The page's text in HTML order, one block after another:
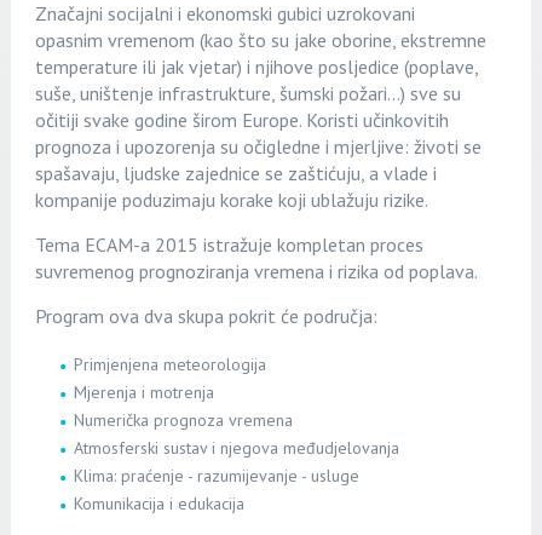
Značajni socijalni i ekonomski gubici uzrokovani
opasnim vremenom (kao što su jake oborine, ekstremne
temperature ili jak vjetar) i njihove posljedice (poplave,
suše, uništenje infrastrukture, šumski požari...) sve su
očitiji svake godine širom Europe. Koristi učinkovitih
prognoza i upozorenja su očigledne i mjerljive: životi se
spašavaju, ljudske zajednice se zaštićuju, a vlade i
kompanije poduzimaju korake koji ublažuju rizike.
Tema ECAM-a 2015 istražuje kompletan proces
suvremenog prognoziranja vremena i rizika od poplava.
Program ova dva skupa pokrit će područja:
Primjenjena meteorologija
Mjerenja i motrenja
Numerička prognoza vremena
Atmosferski sustav i njegova međudjelovanja
Klima: praćenje - razumijevanje - usluge
Komunikacija i edukacija